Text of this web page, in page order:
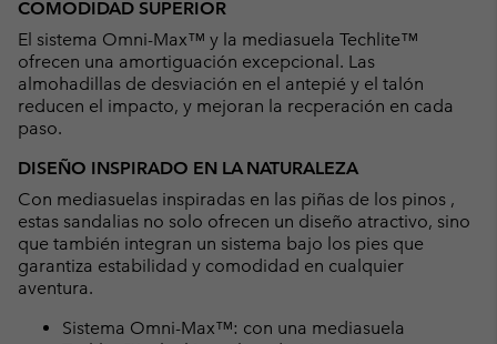
COMODIDAD SUPERIOR
El sistema Omni-Max™ y la mediasuela Techlite™
ofrecen una amortiguación excepcional. Las
almohadillas de desviación en el antepié y el talón
reducen el impacto, y mejoran la recperación en cada
paso.
DISEÑO INSPIRADO EN LA NATURALEZA
Con mediasuelas inspiradas en las piñas de los pinos ,
estas sandalias no solo ofrecen un diseño atractivo, sino
que también integran un sistema bajo los pies que
garantiza estabilidad y comodidad en cualquier
aventura.
Sistema Omni-Max™: con una mediasuela